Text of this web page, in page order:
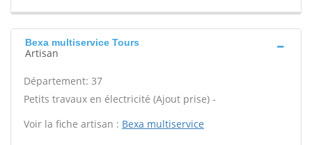
Bexa multiservice Tours
Artisan
Département: 37
Petits travaux en électricité (Ajout prise) -
Voir la fiche artisan : Bexa multiservice